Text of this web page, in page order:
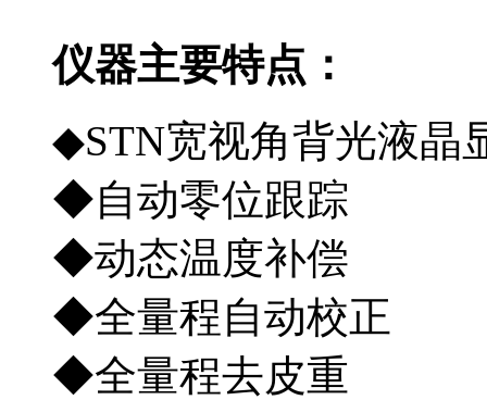
仪器主要特点：
◆STN宽视角背
◆自动零位
◆动态
◆全量程自
◆全量程